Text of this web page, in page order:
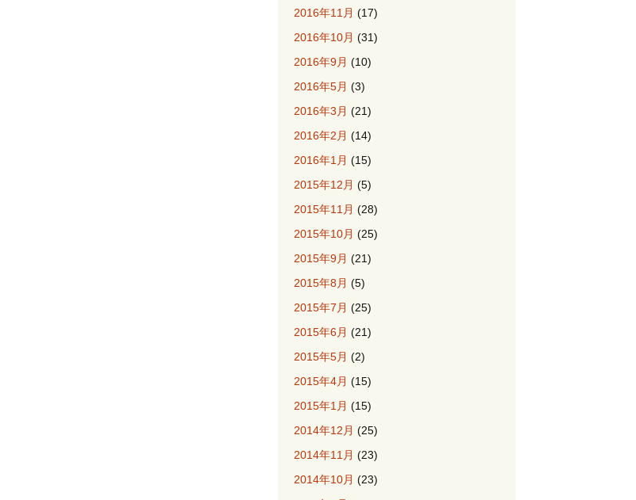
2016年11月 (17)
2016年10月 (31)
2016年9月 (10)
2016年5月 (3)
2016年3月 (21)
2016年2月 (14)
2016年1月 (15)
2015年12月 (5)
2015年11月 (28)
2015年10月 (25)
2015年9月 (21)
2015年8月 (5)
2015年7月 (25)
2015年6月 (21)
2015年5月 (2)
2015年4月 (15)
2015年1月 (15)
2014年12月 (25)
2014年11月 (23)
2014年10月 (23)